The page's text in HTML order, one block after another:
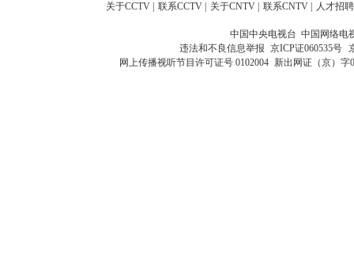
关于CCTV 联系CCTV 关于CNTV 联系CNTV 人才招聘
中国中央电视台 中国网络电
违法和不良信息举报 京ICP证060535号
网上传播视听节目许可证号 0102004 新出网证（京）